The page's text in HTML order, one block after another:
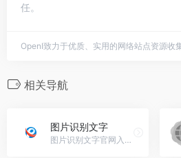
任。
OpenI致力于优质、实用的网络站点资源收
相关导航
图片识别文字
图片识别文字官网入口网址，迅捷业务很多，在线版OCR识别...